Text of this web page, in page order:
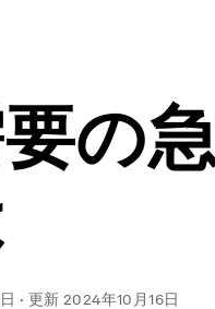
の
· 更新2024年10月16日